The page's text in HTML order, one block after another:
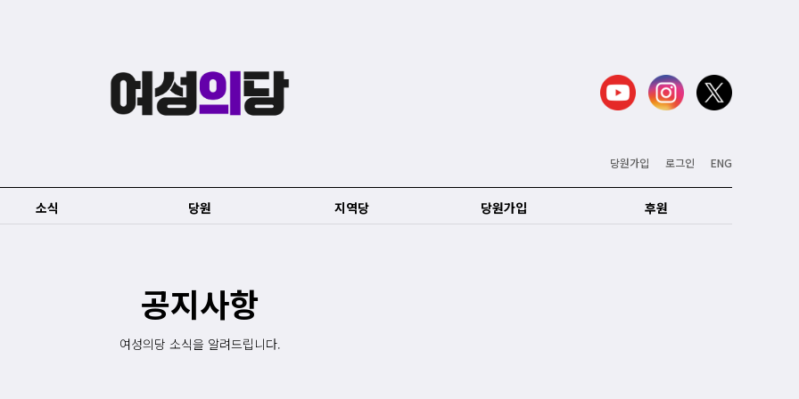
당원가입 로그인 ENG
소식 당원 지역당 당원가입 후원
공지사항
여성의당 소식을 알려드립니다.